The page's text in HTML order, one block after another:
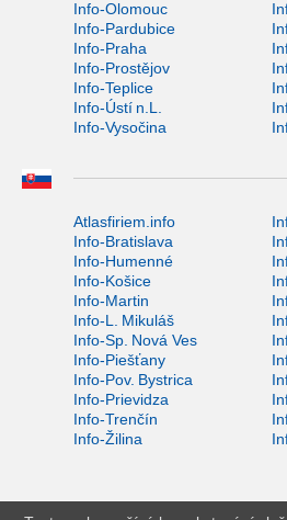
Info-Olomouc
Info-Pardubice
Info-Praha
Info-Prostějov
Info-Teplice
Info-Ústí n.L.
Info-Vysočina
Atlasfiriem.info
Info-Bratislava
Info-Humenné
Info-Košice
Info-Martin
Info-L. Mikuláš
Info-Sp. Nová Ves
Info-Piešťany
Info-Pov. Bystrica
Info-Prievidza
Info-Trenčín
Info-Žilina